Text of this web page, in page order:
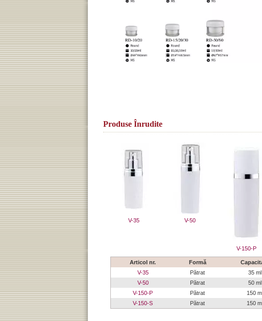
Produse Înrudite
V-35 V-50
V-150-P
Articol nr. Formă
V-35
Pătrat 35 ml
V-50
Pătrat 50 ml
V-150-P
Pătrat 150 ml
V-150-S
Pătrat 150 ml